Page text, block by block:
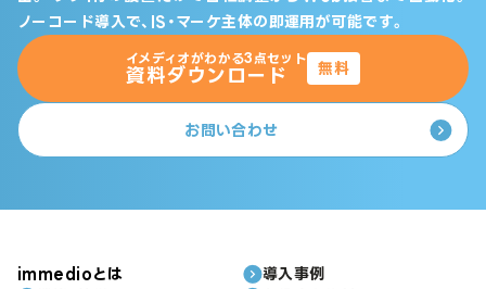
ノーコード導入で、IS・マーケ主体の即運用が可能です。
イメディオがわかる3点セット
資料ダウンロード 無料
お問い合わせ
immedioとは
導入事例